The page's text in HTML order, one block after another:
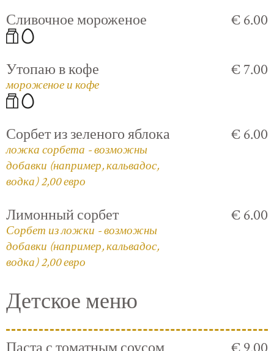
Сливочное мороженое € 6.00
Утопаю в кофе
мороженое и кофе
€ 7.00
Сорбет из зеленого яблока
ложка сорбета - возможны
добавки (например, кальвадос,
водка) 2,00 евро
€ 6.00
Лимонный сорбет
Сорбет из ложки - возможны
добавки (например, кальвадос,
водка) 2,00 евро
€ 6.00
Детское меню